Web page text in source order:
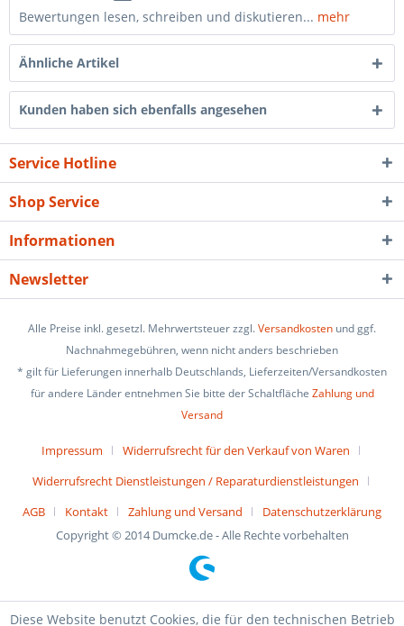
Bewertungen lesen, schreiben und diskutieren... mehr
Ähnliche Artikel
Kunden haben sich ebenfalls angesehen
Service Hotline
Shop Service
Informationen
Newsletter
Alle Preise inkl. gesetzl. Mehrwertsteuer zzgl.Versandkosten und ggf.
Nachnahmegebühren, wenn nicht anders beschrieben
* gilt für Lieferungen innerhalb Deutschlands, Lieferzeiten/Versandkosten
für andere Länder entnehmen Sie bitte der Schaltfläche Zahlung und
Versand
Impressum
Widerrufsrecht für den Verkauf von Waren
Widerrufsrecht Dienstleistungen / Reparaturdienstleistungen
AGB
Kontakt Zahlung und Versand
Datenschutzerklärung
Copyright © 2014 Dumcke.de - Alle Rechte vorbehalten
Diese Website benutzt Cookies, die für den technischen Betrieb